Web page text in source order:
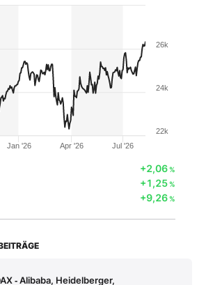
Jan '26 Apr '26 Jul '26
22k
24k
26k
+2,06%
+1,25%
+9,26%
‑ Alibaba, Heidelberger,